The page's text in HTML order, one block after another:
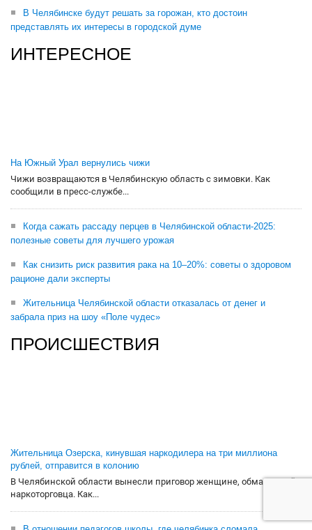
В Челябинске будут решать за горожан, кто достоин
представлять их интересы в городской думе
ИНТЕРЕСНОЕ
На Южный Урал вернулись чижи
Чижи возвращаются в Челябинскую область с зимовки. Как
сообщили в пресс-службе...
Когда сажать рассаду перцев в Челябинской области-2025:
полезные советы для лучшего урожая
Как снизить риск развития рака на 10–20%: советы о здоровом
рационе дали эксперты
Жительница Челябинской области отказалась от денег и
забрала приз на шоу «Поле чудес»
ПРОИСШЕСТВИЯ
Жительница Озерска, кинувшая наркодилера на три миллиона
рублей, отправится в колонию
В Челябинской области вынесли приговор женщине, обманувшей
наркоторговца. Как...